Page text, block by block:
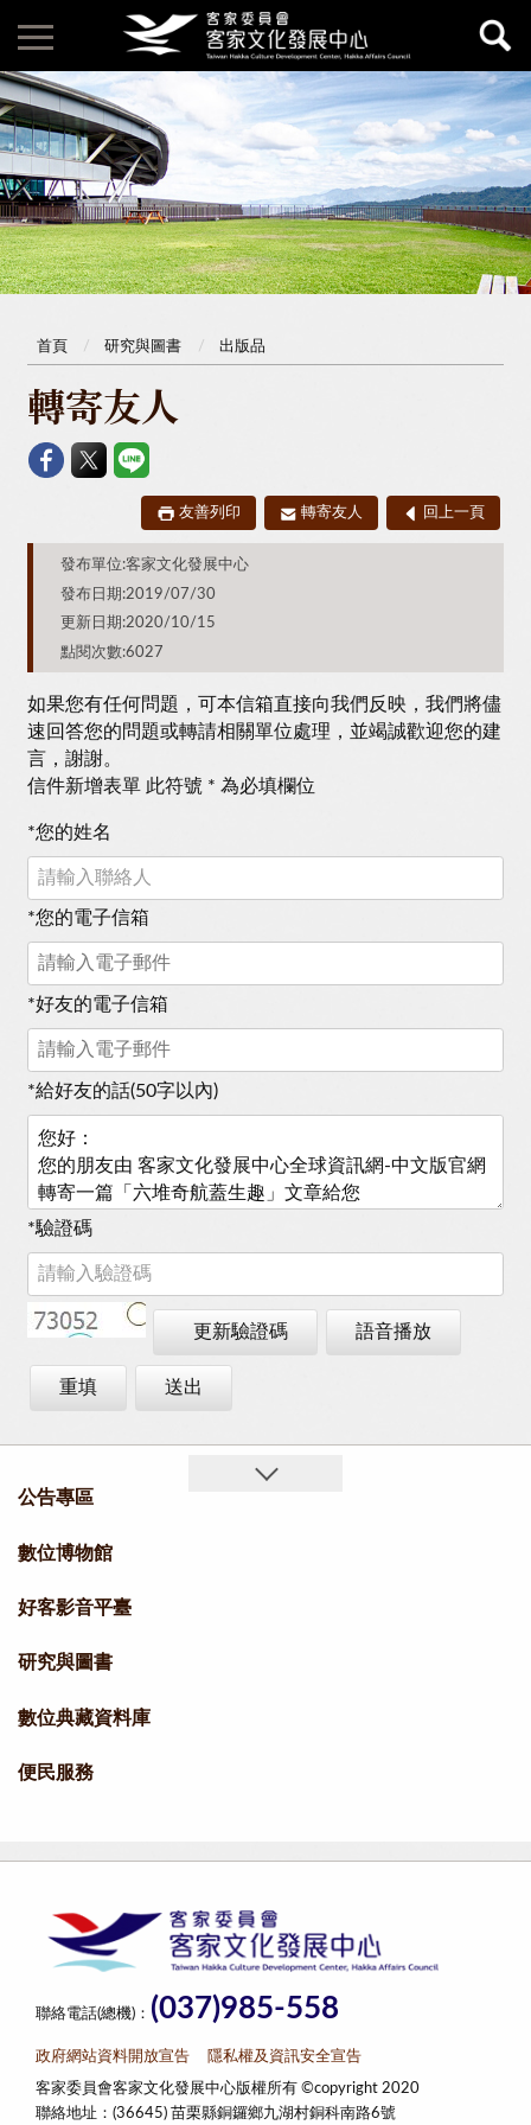
首頁 研究與圖書 出版品
轉寄友人
友善列印 轉寄友人 回上一頁
發布單位:客家文化發展中心
發布日期:2019/07/30
更新日期:2020/10/15
點閱次數:6027
如果您有任何問題，可本信箱直接向我們反映，我們將儘
速回答您的問題或轉請相關單位處理，並竭誠歡迎您的建
言，謝謝。
信件新增表單 此符號 * 為必填欄位
*您的姓名
*您的電子信箱
*好友的電子信箱
*給好友的話(50字以內)
*驗證碼
更新驗證碼 語音播放
重填 送出
公告專區
數位博物館
好客影音平臺
研究與圖書
數位典藏資料庫
便民服務
聯絡電話(總機)： (037)985-558
政府網站資料開放宣告 隱私權及資訊安全宣告
客家委員會客家文化發展中心版權所有 ©copyright 2020
聯絡地址：(36645) 苗栗縣銅鑼鄉九湖村銅科南路6號